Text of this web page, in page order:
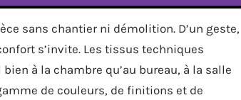
sans chantier ni démolition. D’un geste,
s’invite. Les tissus techniques
à la chambre qu’au bureau, à la salle
de couleurs, de finitions et de